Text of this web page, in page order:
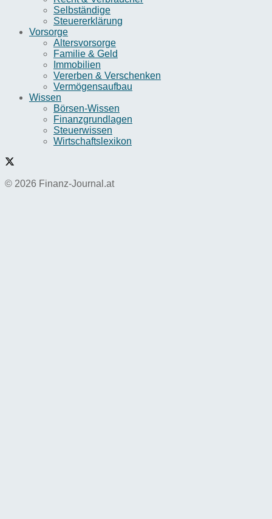
Selbständige
Steuererklärung
Vorsorge
Altersvorsorge
Familie & Geld
Immobilien
Vererben & Verschenken
Vermögensaufbau
Wissen
Börsen-Wissen
Finanzgrundlagen
Steuerwissen
Wirtschaftslexikon
© 2026 Finanz-Journal.at